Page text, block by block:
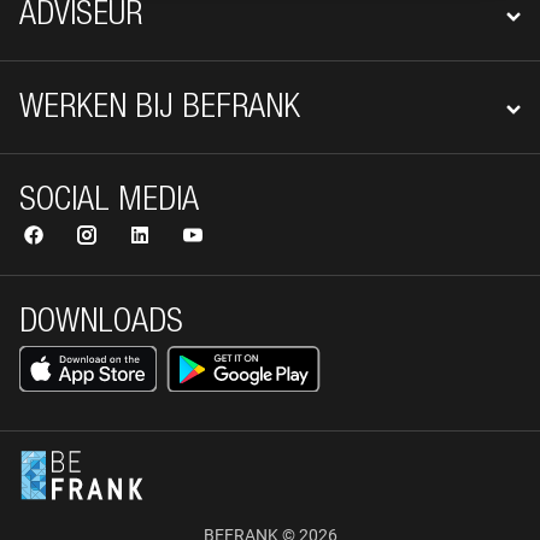
ADVISEUR
WERKEN BIJ BEFRANK
DOWNLOADS
SOCIAL MEDIA
BEFRANK © 2026